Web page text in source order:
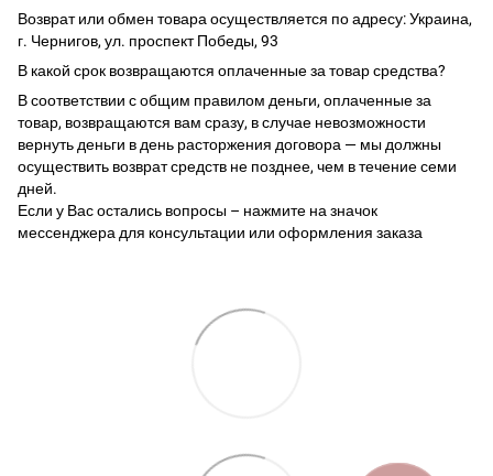
Возврат или обмен товара осуществляется по адресу: Украина,
г. Чернигов, ул. проспект Победы, 93
В какой срок возвращаются оплаченные за товар средства?
В соответствии с общим правилом деньги, оплаченные за
товар, возвращаются вам сразу, в случае невозможности
вернуть деньги в день расторжения договора — мы должны
осуществить возврат средств не позднее, чем в течение семи
дней.
Если у Вас остались вопросы – нажмите на значок
мессенджера для консультации или оформления заказа